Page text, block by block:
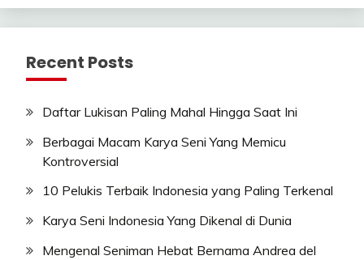
Recent Posts
Daftar Lukisan Paling Mahal Hingga Saat Ini
Berbagai Macam Karya Seni Yang Memicu
Kontroversial
10 Pelukis Terbaik Indonesia yang Paling Terkenal
Karya Seni Indonesia Yang Dikenal di Dunia
Mengenal Seniman Hebat Bernama Andrea del